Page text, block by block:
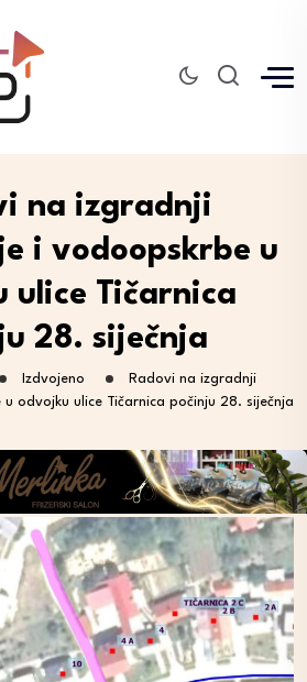
na izgradnji
i vodoopskrbe u
ulice Tičarnica
28. siječnja
Izdvojeno
Radovi na izgradnji
odvojku ulice Tičarnica počinju 28. siječnja